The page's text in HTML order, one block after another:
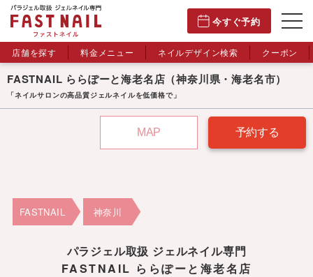
今すぐ予約
店舗を探す 料金メニュー ネイルデザイン検索 クーポン
FASTNAIL ららぽーと海老名店 （神奈川県・海老名市）
「ネイルサロンの高品質ジェルネイルを低価格で」
MAP 予約する
FASTNAIL 神奈川
パラジェル取扱 ジェルネイル専門
FASTNAIL ららぽーと海老名店